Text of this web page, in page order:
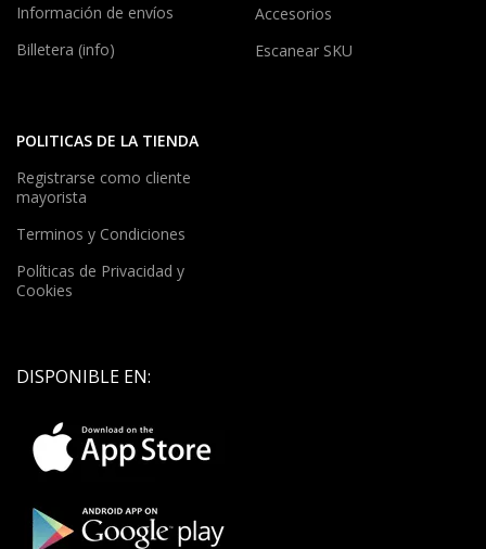
Información de envíos
Billetera (info)
Accesorios
Escanear SKU
POLITICAS DE LA TIENDA
Registrarse como cliente
mayorista
Terminos y Condiciones
Políticas de Privacidad y
Cookies
DISPONIBLE EN: